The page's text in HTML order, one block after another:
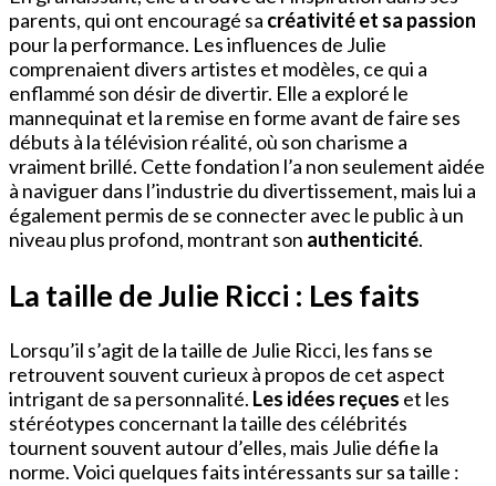
parents, qui ont encouragé sa créativité et sa passion
pour la performance. Les influences de Julie
comprenaient divers artistes et modèles, ce qui a
enflammé son désir de divertir. Elle a exploré le
mannequinat et la remise en forme avant de faire ses
débuts à la télévision réalité, où son charisme a
vraiment brillé. Cette fondation l’a non seulement aidée
à naviguer dans l’industrie du divertissement, mais lui a
également permis de se connecter avec le public à un
niveau plus profond, montrant son authenticité.
La taille de Julie Ricci : Les faits
Lorsqu’il s’agit de la taille de Julie Ricci, les fans se
retrouvent souvent curieux à propos de cet aspect
intrigant de sa personnalité. Les idées reçues et les
stéréotypes concernant la taille des célébrités
tournent souvent autour d’elles, mais Julie défie la
norme. Voici quelques faits intéressants sur sa taille :